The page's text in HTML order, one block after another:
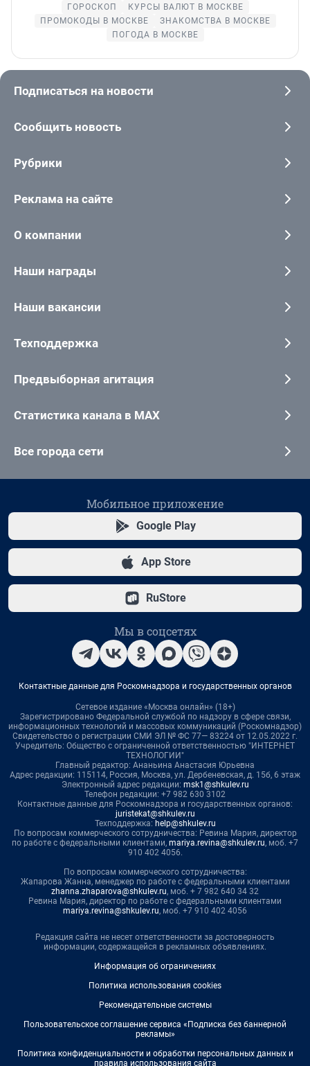
ГОРОСКОП
КУРСЫ ВАЛЮТ В МОСКВЕ
ПРОМОКОДЫ В МОСКВЕ
ЗНАКОМСТВА В МОСКВЕ
ПОГОДА В МОСКВЕ
Подписаться на новости
Сообщить новость
Рубрики
Реклама на сайте
О компании
Наши награды
Наши вакансии
Техподдержка
Предвыборная агитация
Статистика канала в MAX
Все города сети
Мобильное приложение
Google Play
App Store
RuStore
Мы в соцсетях
Контактные данные для Роскомнадзора и государственных органов
Сетевое издание «Москва онлайн» (18+)
Зарегистрировано Федеральной службой по надзору в сфере связи,
информационных технологий и массовых коммуникаций (Роскомнадзор)
Свидетельство о регистрации СМИ ЭЛ № ФС 77— 83224 от 12.05.2022 г.
Учредитель: Общество с ограниченной ответственностью "ИНТЕРНЕТ
ТЕХНОЛОГИИ"
Главный редактор: Ананьина Анастасия Юрьевна
Адрес редакции: 115114, Россия, Москва, ул. Дербеневская, д. 15б, 6 этаж
Электронный адрес редакции: msk1@shkulev.ru
Телефон редакции: +7 982 630 3102
Контактные данные для Роскомнадзора и государственных органов:
juristekat@shkulev.ru
Техподдержка: help@shkulev.ru
По вопросам коммерческого сотрудничества: Ревина Мария, директор
по работе с федеральными клиентами, mariya.revina@shkulev.ru, моб. +7
910 402 4056.
По вопросам коммерческого сотрудничества:
Жапарова Жанна, менеджер по работе с федеральными клиентами
zhanna.zhaparova@shkulev.ru, моб. + 7 982 640 34 32
Ревина Мария, директор по работе с федеральными клиентами
mariya.revina@shkulev.ru, моб. +7 910 402 4056
Редакция сайта не несет ответственности за достоверность
информации, содержащейся в рекламных объявлениях.
Информация об ограничениях
Политика использования cookies
Рекомендательные системы
Пользовательское соглашение сервиса «Подписка без баннерной
рекламы»
Политика конфиденциальности и обработки персональных данных и
правила использования сайта